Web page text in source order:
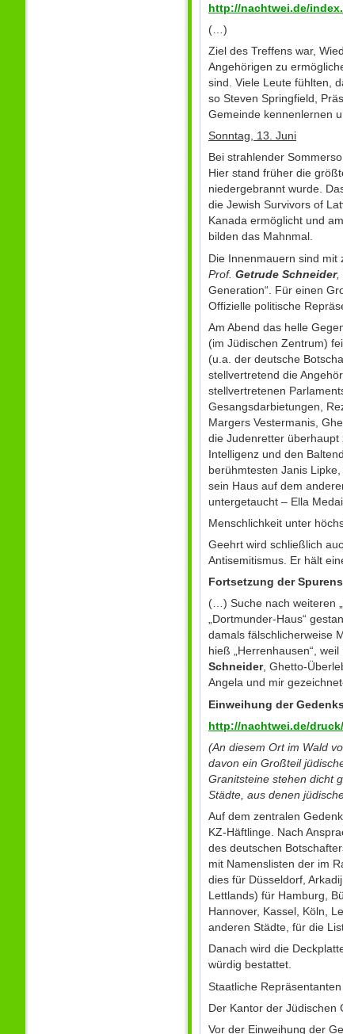
http://nachtwei.de/
(…)
Ziel des Treffens war,
Angehörigen zu
sind. Viele Leute fühlten,
so Steven Springfield,
Gemeinde kennenlernen
Sonntag, 13. Juni
Bei strahlender
Hier stand früher die
niedergebrannt wurde.
die Jewish Survivors of
Kanada ermöglicht und
bilden das Mahnmal.
Die Innenmauern sind mit
Prof. Getrude Schneider,
Generation“. Für einen
Offizielle politische
Am Abend das helle
(im Jüdischen Zentrum)
(u.a. der deutsche
stellvertretend die
stellvertretenen
Gesangsdarbietungen,
Margers Vestermanis,
die Judenretter überhaupt
Intelligenz und den
berühmtesten Janis
sein Haus auf dem
untergetaucht – Ella
Menschlichkeit unter
Geehrt wird schließlich
Antisemitismus. Er hält
Fortsetzung der
(…) Suche nach weiteren
„Dortmunder-Haus“
damals fälschlicherweise
hieß „Herrenhausen“,
Schneider, Ghetto-
Angela und mir
Einweihung der
http://nachtwei.de/
(An diesem Ort im Wald
davon ein Großteil
Granitsteine stehen dicht
Städte, aus denen
Auf dem zentralen
KZ-Häftlinge. Nach
des deutschen
mit Namenslisten der im
dies für Düsseldorf,
Lettlands) für Hamburg,
Hannover, Kassel, Köln,
anderen Städte, für die
Danach wird die
würdig bestattet.
Staatliche
Der Kantor der Jüdischen
Vor der Einweihung der